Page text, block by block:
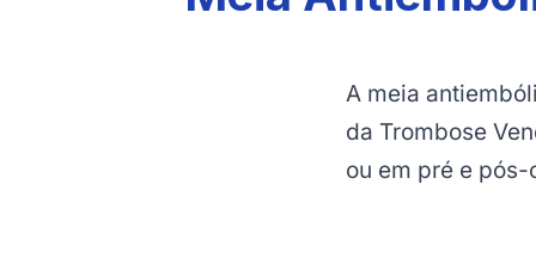
A meia
da Trombose
ou em pré e